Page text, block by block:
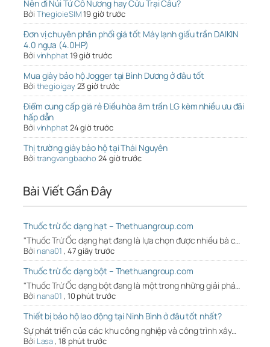
Nên đi Núi Tứ Cô Nương hay Cửu Trại Câu?
Bởi ThegioieSIM19 giờ trước
Đơn vị chuyên phân phối giá tốt Máy lạnh giấu trần DAIKIN
4.0 ngựa (4.0HP)
Bởi vinhphat19 giờ trước
Mua giày bảo hộ Jogger tại Bình Dương ở đâu tốt
Bởi thegioigay23 giờ trước
Điểm cung cấp giá rẻ Điều hòa âm trần LG kèm nhiều ưu đãi
hấp dẫn
Bởi vinhphat24 giờ trước
Thị trường giày bảo hộ tại Thái Nguyên
Bởi trangvangbaoho 24 giờ trước
Bài Viết Gần Đây
Thuốc trừ ốc dạng hạt – Thethuangroup.com
"Thuốc Trừ Ốc dạng hạt đang là lựa chọn được nhiều bà c…
Bởi nana01 , 47 giây trước
Thuốc trừ ốc dạng bột – Thethuangroup.com
"Thuốc Trừ Ốc dạng bột đang là một trong những giải phá…
Bởi nana01 , 10 phút trước
Thiết bị bảo hộ lao động tại Ninh Bình ở đâu tốt nhất?
Sự phát triển của các khu công nghiệp và công trình xây…
Bởi Lasa, 18 phút trước